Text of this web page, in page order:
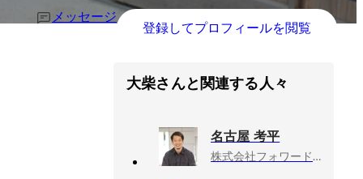
メッセージ
登録してプロフィールを閲覧
大柴さんと関連する人々
名古屋 考平
株式会社フォワード, 代表取締役社長